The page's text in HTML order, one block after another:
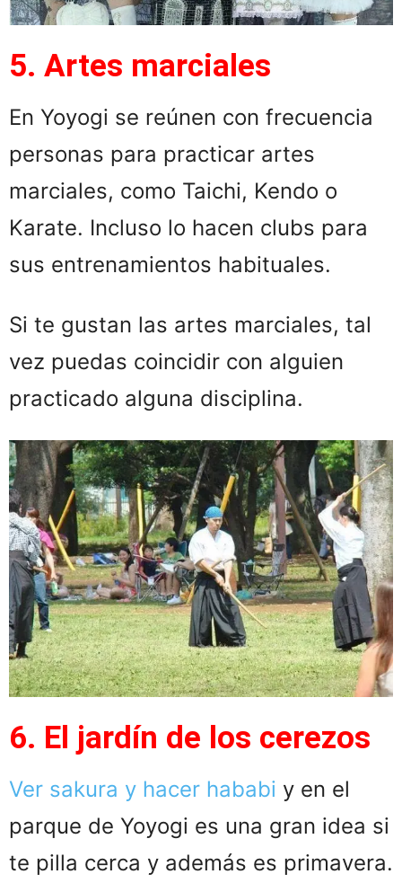
5. Artes marciales
En Yoyogi se reúnen con frecuencia
personas para practicar artes
marciales, como Taichi, Kendo o
Karate. Incluso lo hacen clubs para
sus entrenamientos habituales.
Si te gustan las artes marciales, tal
vez puedas coincidir con alguien
practicado alguna disciplina.
6. El jardín de los cerezos
Ver sakura y hacer hababi y en el
parque de Yoyogi es una gran idea si
te pilla cerca y además es primavera.